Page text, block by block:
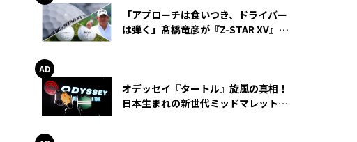
「アプローチは食いつき、ドライバー
は弾く」髙橋竜彦が『Z-STAR XV』を
オデッセイ『タートル』旋風の真相！
日本生まれの新世代ミッドマレットが